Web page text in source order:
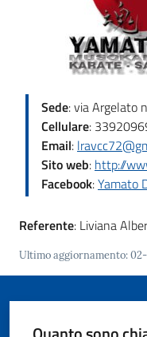
Menu selezionato
Amministrazione
Trasparente
b
o
P
e
Sede: via Argelato
Cellulare:
Email:
Sito web: http://
Facebook:Yamato
Referente: Liviana
Ultimo aggiornamento:02-